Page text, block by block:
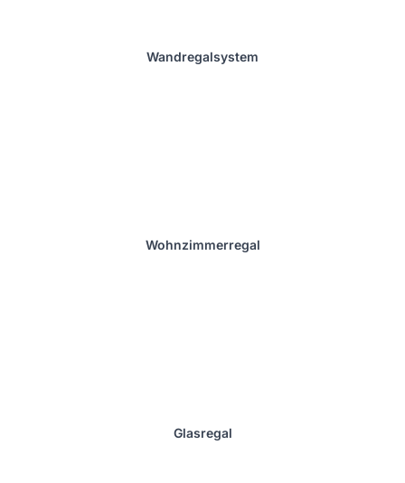
Wandregalsystem
Wohnzimmerregal
Glasregal